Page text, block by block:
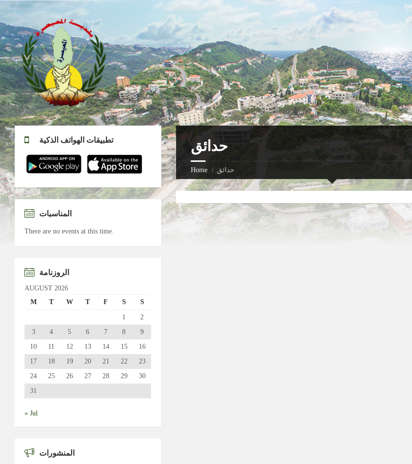
حدائق
Home حدائق
تطبيقات الهواتف الذكية
المناسبات
There are no events at this time.
الروزنامة
AUGUST 2026
M
T W T F S S
1
2
3
4 5 6 7 8
9
10
11 12 13 14 15
16
17
18 19 20 21 22
23
24
25 26 27 28 29
30
31
« Jul
المنشورات